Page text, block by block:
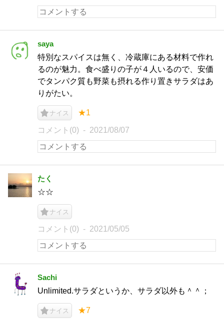
saya
特別なスパイスは無く、冷蔵庫にある材料で作れ
るのが魅力。食べ盛りの子が４人いるので、安価
でタンパク質も野菜も摂れる作り置きサラダはあ
りがたい。
ナイス ★1
コメント(0) 2021/08/07
たく
☆☆
ナイス
コメント(0) 2021/05/05
Sachi
Unlimited.サラダというか、サラダ以外も＾＾；
ナイス ★7